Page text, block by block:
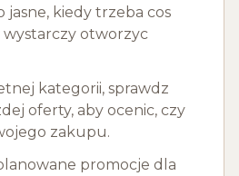
jasne, kiedy trzeba cos
wystarczy otworzyc
kategorii, sprawdz
oferty, aby ocenic, czy
zakupu.
promocje dla